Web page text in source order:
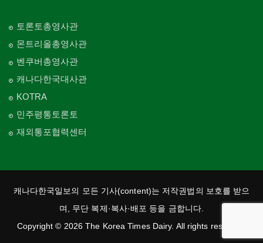
토론토총영사관
몬트리올총영사관
벤쿠버총영사관
캐나다한국대사관
KOTRA
민주평통토론토
재외통포협력센터
캐나다한국일보의 모든 기사(content)는 저작권법의 보호를 받으
며, 무단 복제·복사·배포 등을 금합니다.
Copyright © 2026 The Korea Times Dairy. All rights reserved.